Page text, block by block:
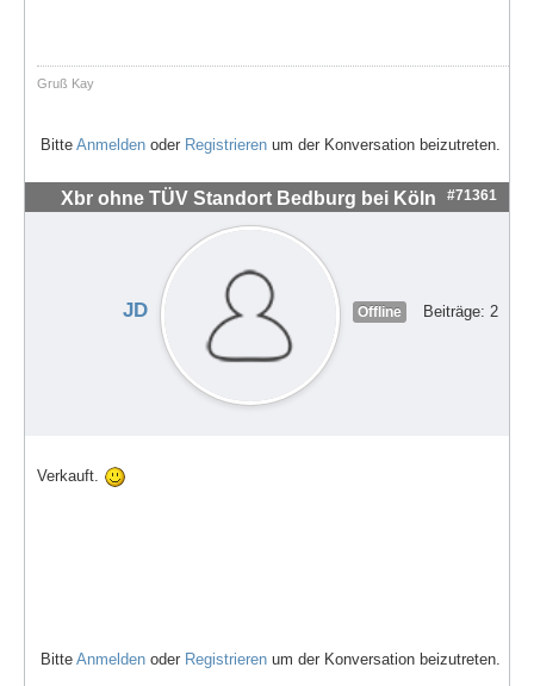
Gruß Kay
Bitte Anmelden oder Registrieren um der Konversation beizutreten.
Xbr ohne TÜV Standort Bedburg bei Köln #71361
JD Offline Beiträge: 2
Verkauft.
Bitte Anmelden oder Registrieren um der Konversation beizutreten.